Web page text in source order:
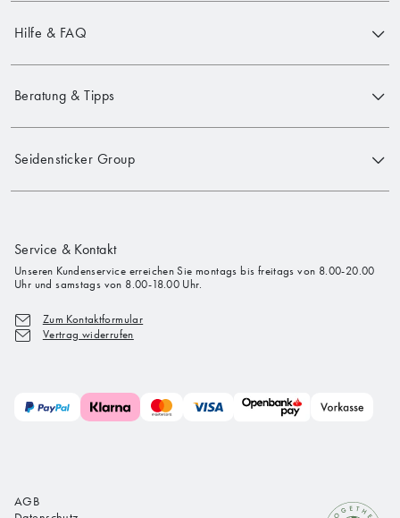
Hilfe & FAQ
Beratung & Tipps
Seidensticker Group
Service & Kontakt
Unseren Kundenservice erreichen Sie montags bis freitags von 8.00-20.00
Uhr und samstags von 8.00-18.00 Uhr.
Zum Kontaktformular
Vertrag widerrufen
AGB